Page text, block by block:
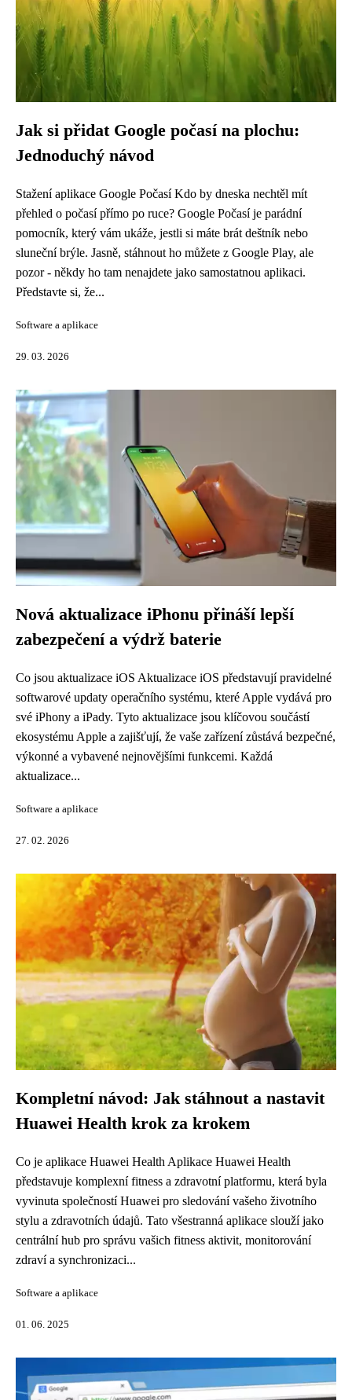
Jak si přidat Google počasí na plochu:
Jednoduchý návod
Stažení aplikace Google Počasí Kdo by dneska nechtěl mít
přehled o počasí přímo po ruce? Google Počasí je parádní
pomocník, který vám ukáže, jestli si máte brát deštník nebo
sluneční brýle. Jasně, stáhnout ho můžete z Google Play, ale
pozor - někdy ho tam nenajdete jako samostatnou aplikaci.
Představte si, že...
Software a aplikace
29. 03. 2026
Nová aktualizace iPhonu přináší lepší
zabezpečení a výdrž baterie
Co jsou aktualizace iOS Aktualizace iOS představují pravidelné
softwarové updaty operačního systému, které Apple vydává pro
své iPhony a iPady. Tyto aktualizace jsou klíčovou součástí
ekosystému Apple a zajišťují, že vaše zařízení zůstává bezpečné,
výkonné a vybavené nejnovějšími funkcemi. Každá
aktualizace...
Software a aplikace
27. 02. 2026
Kompletní návod: Jak stáhnout a nastavit
Huawei Health krok za krokem
Co je aplikace Huawei Health Aplikace Huawei Health
představuje komplexní fitness a zdravotní platformu, která byla
vyvinuta společností Huawei pro sledování vašeho životního
stylu a zdravotních údajů. Tato všestranná aplikace slouží jako
centrální hub pro správu vašich fitness aktivit, monitorování
zdraví a synchronizaci...
Software a aplikace
01. 06. 2025